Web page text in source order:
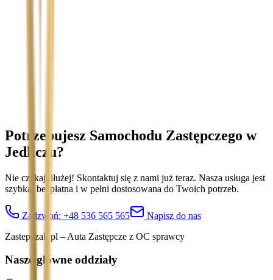
Potrzebujesz Samochodu Zastępczego w
Jedliczu?
Nie czekaj dłużej! Skontaktuj się z nami już teraz. Nasza usługa jest
szybka, bezpłatna i w pełni dostosowana do Twoich potrzeb.
Zadzwoń: +48 536 565 565
Napisz do nas
Zastepczak.pl – Auta Zastępcze z OC sprawcy
Nasze główne oddziały